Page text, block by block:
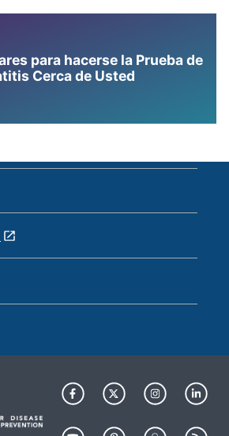
para hacerse la Prueba de
Cerca de Usted